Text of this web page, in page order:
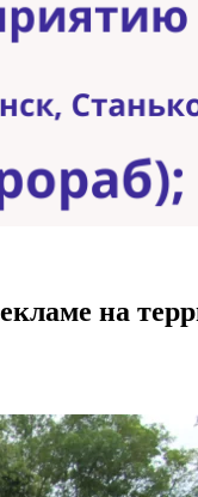
на